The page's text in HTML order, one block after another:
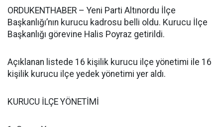
ORDUKENTHABER – Yeni Parti Altınordu İlçe
Başkanlığı’nın kurucu kadrosu belli oldu. Kurucu İlçe
Başkanlığı görevine Halis Poyraz getirildi.
Açıklanan listede 16 kişilik kurucu ilçe yönetimi ile 16
kişilik kurucu ilçe yedek yönetimi yer aldı.
KURUCU İLÇE YÖNETİMİ